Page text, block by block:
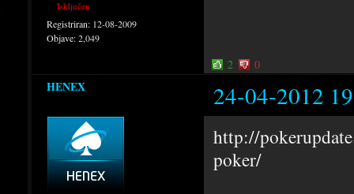
Isključen
Registriran: 12-08-2009
Objave:2,049
2 0
HENEX 24-04-2012
http://
poker/